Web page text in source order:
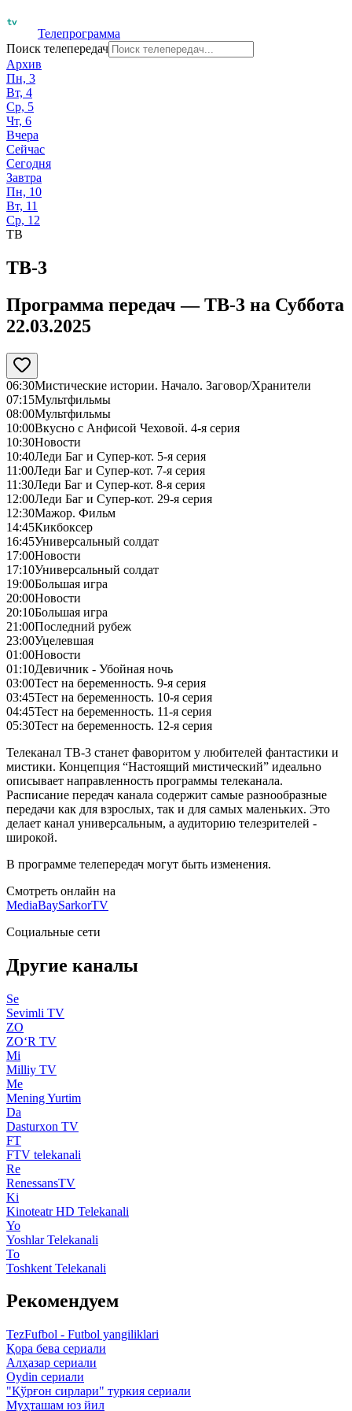
Телепрограмма
Поиск телепередач
Архив
Пн, 3
Вт, 4
Ср, 5
Чт, 6
Вчера
Сейчас
Сегодня
Завтра
Пн, 10
Вт, 11
Ср, 12
ТВ
ТВ-3
Программа передач —ТВ-3 на Суббота
22.03.2025
06:30Мистические истории. Начало. Заговор/Хранители
07:15Мультфильмы
08:00Мультфильмы
10:00Вкусно с Анфисой Чеховой. 4-я серия
10:30Новости
10:40Леди Баг и Супер-кот. 5-я серия
11:00Леди Баг и Супер-кот. 7-я серия
11:30Леди Баг и Супер-кот. 8-я серия
12:00Леди Баг и Супер-кот. 29-я серия
12:30Мажор. Фильм
14:45Кикбоксер
16:45Универсальный солдат
17:00Новости
17:10Универсальный солдат
19:00Большая игра
20:00Новости
20:10Большая игра
21:00Последний рубеж
23:00Уцелевшая
01:00Новости
01:10Девичник - Убойная ночь
03:00Тест на беременность. 9-я серия
03:45Тест на беременность. 10-я серия
04:45Тест на беременность. 11-я серия
05:30Тест на беременность. 12-я серия
Телеканал ТВ-3 станет фаворитом у любителей фантастики и
мистики. Концепция “Настоящий мистический” идеально
описывает направленность программы телеканала.
Расписание передач канала содержит самые разнообразные
передачи как для взрослых, так и для самых маленьких. Это
делает канал универсальным, а аудиторию телезрителей -
широкой.
В программе телепередач могут быть изменения.
Смотреть онлайн на
MediaBaySarkorTV
Социальные сети
Другие каналы
Se
Sevimli TV
ZO
ZO‘R TV
Mi
Milliy TV
Me
Mening Yurtim
Da
Dasturxon TV
FT
FTV telekanali
Re
RenessansTV
Ki
Kinoteatr HD Telekanali
Yo
Yoshlar Telekanali
To
Toshkent Telekanali
Рекомендуем
TezFufbol - Futbol yangiliklari
Қора бева сериали
Алҳазар сериали
Oydin сериали
"Қўрғон сирлари" туркия сериали
Муҳташам юз йил